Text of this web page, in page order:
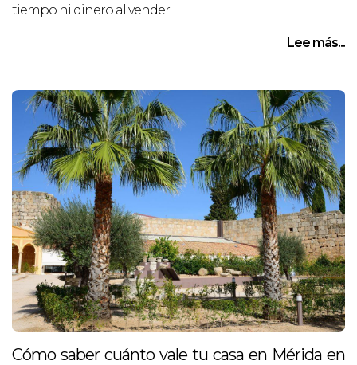
tiempo ni dinero al vender.
Lee más...
Cómo saber cuánto vale tu casa en Mérida en